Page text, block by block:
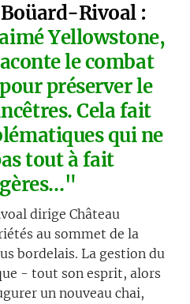
Rivoal :
Yellowstone,
le combat
préserver le
Cela fait
qui ne
tout à fait
dirige Château
au sommet de la
bordelais. La gestion du
- tout son esprit, alors
un nouveau chai,